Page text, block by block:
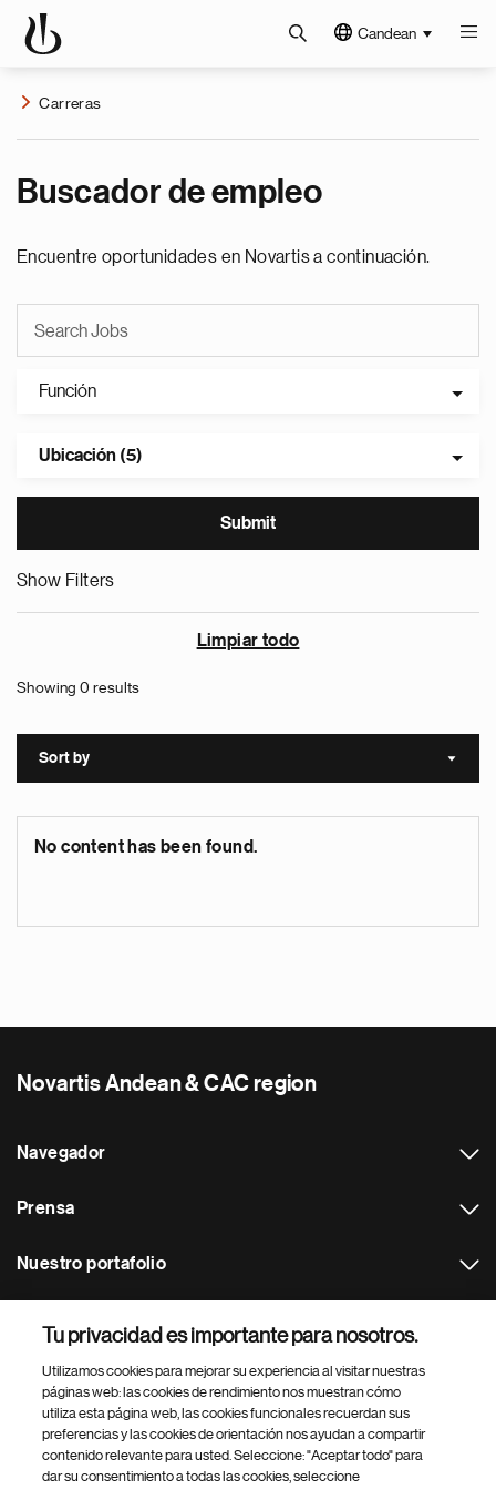
Candean
Carreras
Buscador de empleo
Encuentre oportunidades en Novartis a continuación.
Función
Ubicación (5)
Show Filters
Limpiar todo
Showing 0 results
Sort by Sort
No content has been found.
Novartis Andean & CAC region
Navegador
Prensa
Nuestro portafolio
Footer Site Search
Tu privacidad es importante para nosotros.
Utilizamos cookies para mejorar su experiencia al visitar nuestras
páginas web: las cookies de rendimiento nos muestran cómo
utiliza esta página web, las cookies funcionales recuerdan sus
preferencias y las cookies de orientación nos ayudan a compartir
contenido relevante para usted. Seleccione: "Aceptar todo" para
dar su consentimiento a todas las cookies, seleccione